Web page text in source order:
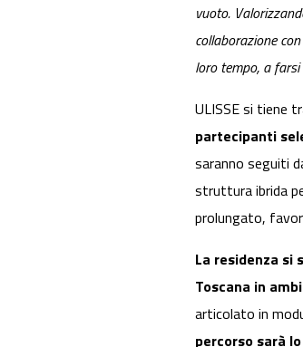
vuoto.
collaborazione
loro tempo, a
ULISSE si tiene
partecipanti
saranno seguiti
struttura ibrida
prolungato,
La residenza
Toscana in
articolato in
percorso sarà